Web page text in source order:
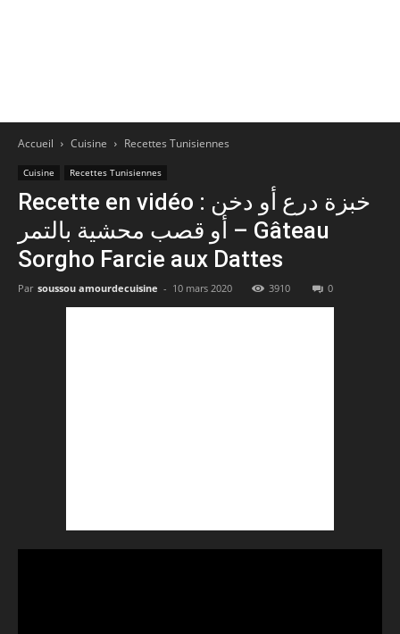
Accueil Cuisine Recettes Tunisiennes
Cuisine Recettes Tunisiennes
Recette en vidéo : خبزة درع أو دخن
أو قصب محشية بالتمر – Gâteau
Sorgho Farcie aux Dattes
Par soussou amourdecuisine - 10 mars 2020 3910 0